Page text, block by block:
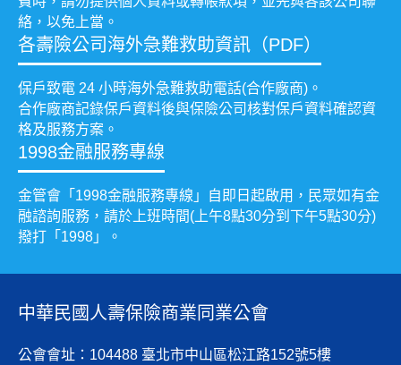
絡，以免上當。
各壽險公司海外急難救助資訊（PDF）
保戶致電 24 小時海外急難救助電話(合作廠商)。
合作廠商記錄保戶資料後與保險公司核對保戶資料確認資
格及服務方案。
1998金融服務專線
金管會「1998金融服務專線」自即日起啟用，民眾如有金
融諮詢服務，請於上班時間(上午8點30分到下午5點30分)
撥打「1998」。
中華民國人壽保險商業同業公會
公會會址：104488 臺北市中山區松江路152號5樓